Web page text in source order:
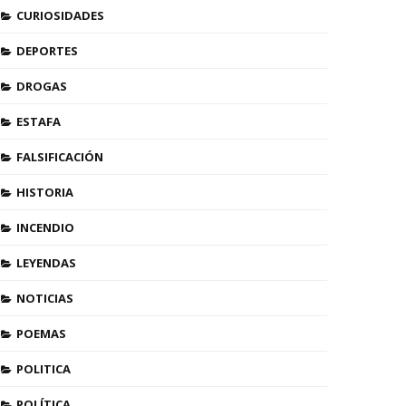
CURIOSIDADES
DEPORTES
DROGAS
ESTAFA
FALSIFICACIÓN
HISTORIA
INCENDIO
LEYENDAS
NOTICIAS
POEMAS
POLITICA